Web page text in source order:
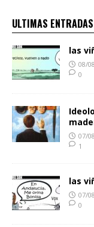
ULTIMAS ENTRADAS
las
08/
0
07/
1
las
07/
0